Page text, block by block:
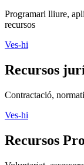
Programari lliure,
Recursos
Recursos